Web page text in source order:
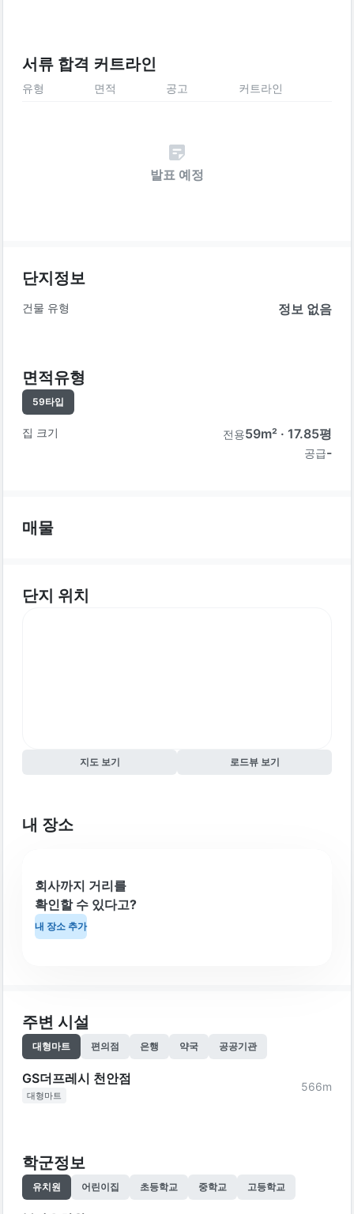
서류 합격 커트라인
유형 면적 공고 커트라인
발표 예정
단지정보
건물 유형 정보 없음
면적유형
59타입
집 크기 전용59m² · 17.85평
공급-
매물
단지 위치
지도 보기 로드뷰 보기
내 장소
회사까지 거리를
확인할 수 있다고?
내 장소 추가
주변 시설
대형마트 편의점 은행 약국 공공기관
GS더프레시 천안점
대형마트
566m
학군정보
유치원 어린이집 초등학교 중학교 고등학교